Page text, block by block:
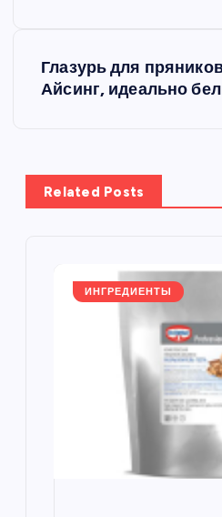
а
ц
Глазурь для
Айсинг, идеально
Related Posts
ИНГРЕДИЕНТЫ